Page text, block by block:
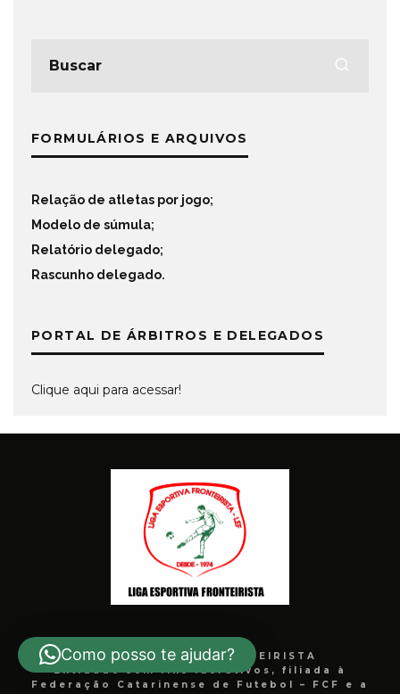
FORMULÁRIOS E ARQUIVOS
Relação de atletas por jogo;
Modelo de súmula;
Relatório delegado;
Rascunho delegado.
PORTAL DE ÁRBITROS E DELEGADOS
Clique aqui para acessar!
LIGA ESPORTIVA FRONTEIRISTA
Entidade sem fins lucrativos, filiada à
Federação Catarinense de Futebol – FCF e a
Como posso te ajudar?